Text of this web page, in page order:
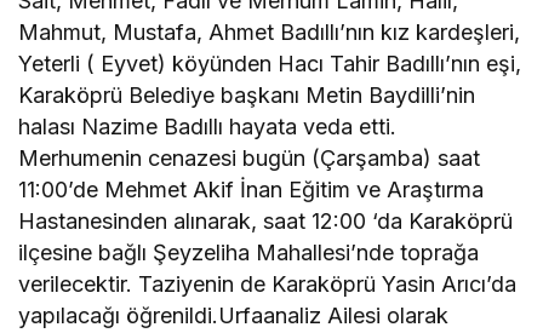
Mahmut, Mustafa, Ahmet Badıllı’nın kız kardeşleri,
Yeterli ( Eyvet) köyünden Hacı Tahir Badıllı’nın eşi,
Karaköprü Belediye başkanı Metin Baydilli’nin
halası Nazime Badıllı hayata veda etti.
Merhumenin cenazesi bugün (Çarşamba) saat
11:00’de Mehmet Akif İnan Eğitim ve Araştırma
Hastanesinden alınarak, saat 12:00 ‘da Karaköprü
ilçesine bağlı Şeyzeliha Mahallesi’nde toprağa
verilecektir. Taziyenin de Karaköprü Yasin Arıcı’da
yapılacağı öğrenildi.Urfaanaliz Ailesi olarak